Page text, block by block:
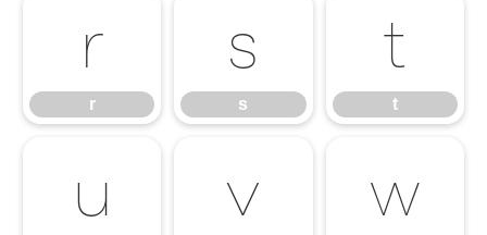
r
r
s
s
t
t
u v w